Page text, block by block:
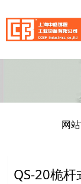
网
QS-20桅